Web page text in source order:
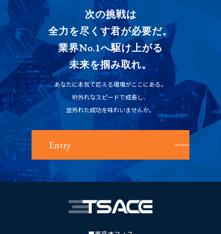
次の挑戦は
全力を尽くす君が必要だ。
業界No.1へ駆け上がる
未来を掴み取れ。
あなたに本気で応える環境がここにある。
桁外れなスピードで成長し、
並外れた成功を味わいませんか。
Entry